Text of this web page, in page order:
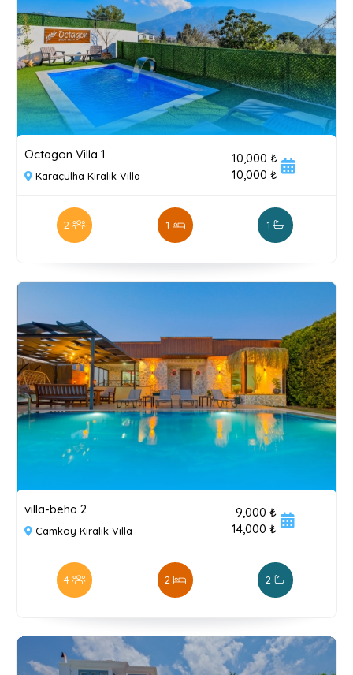
Octagon Villa 1
Karaçulha Kiralık Villa
10,000 ₺
10,000 ₺
2 1 1
villa-beha 2
Çamköy Kiralık Villa
9,000 ₺
14,000 ₺
4 2 2